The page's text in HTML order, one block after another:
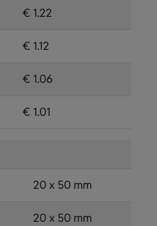
€ 1.22
€ 1.12
€ 1.06
€ 1.01
20 x 50 mm
20 x 50 mm